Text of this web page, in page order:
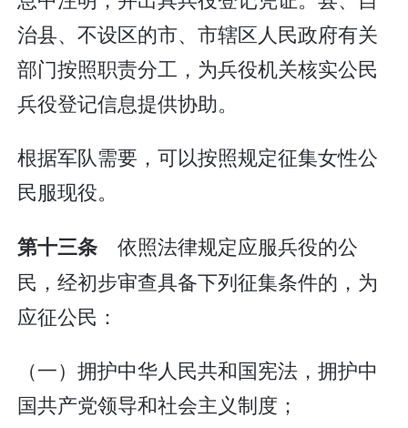
治县、不设区的市、市辖区人民政府有关
部门按照职责分工，为兵役机关核实公民
兵役登记信息提供协助。
根据军队需要，可以按照规定征集女性公
民服现役。
第十三条 依照法律规定应服兵役的公
民，经初步审查具备下列征集条件的，为
应征公民：
（一）拥护中华人民共和国宪法，拥护中
国共产党领导和社会主义制度；